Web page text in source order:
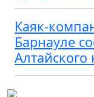
Каяк-
Барнауле